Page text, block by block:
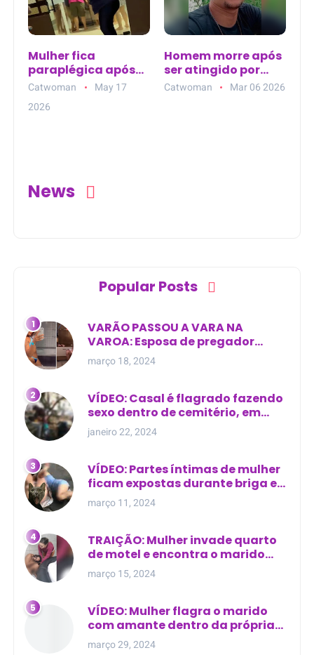
Mulher fica
paraplégica após
elevador despencar
do terceiro andar
em João Pessoa
Catwoman
May 17
2026
Homem morre após
ser atingido por
árvore durante
Catwoman Mar 06 2026
News
Popular Posts
VARÃO PASSOU A VARA NA
VAROA: Esposa de pregador
evangélico descobre
relacionamento extra-conjugal
março 18, 2024
VÍDEO: Casal é flagrado fazendo
sexo dentro de cemitério, em
cima de túmulo no Maranhão
janeiro 22, 2024
VÍDEO: Partes íntimas de mulher
ficam expostas durante briga em
Manaus
março 11, 2024
TRAIÇÃO: Mulher invade quarto
de motel e encontra o marido
com outra na cama
março 15, 2024
VÍDEO: Mulher flagra o marido
com amante dentro da própria
residência
março 29, 2024